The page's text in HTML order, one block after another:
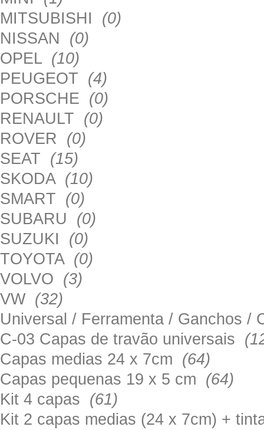
MITSUBISHI (0)
NISSAN (0)
OPEL (10)
PEUGEOT (4)
PORSCHE (0)
RENAULT (0)
ROVER (0)
SEAT (15)
SKODA (10)
SMART (0)
SUBARU (0)
SUZUKI (0)
TOYOTA (0)
VOLVO (3)
VW (32)
Universal / Ferramenta / Ganchos
C-03 Capas de travão universais
Capas medias 24 x 7cm (64)
Capas pequenas 19 x 5 cm (64)
Kit 4 capas (61)
Kit 2 capas medias (24 x 7cm) +